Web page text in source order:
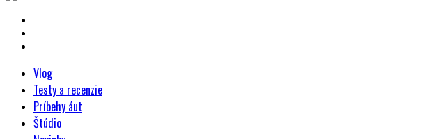
Vlog
Testy a recenzie
Príbehy áut
Štúdio